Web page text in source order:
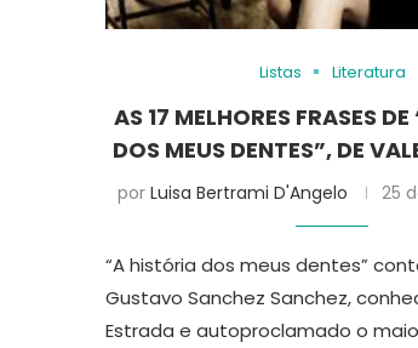
Listas Literatura
AS 17 MELHORES FRASES
DOS MEUS DENTES”, DE
porLuisa Bertrami D'Angelo 25
“A história dos meus dentes”
Gustavo Sanchez Sanchez,
Estrada e autoproclamado o